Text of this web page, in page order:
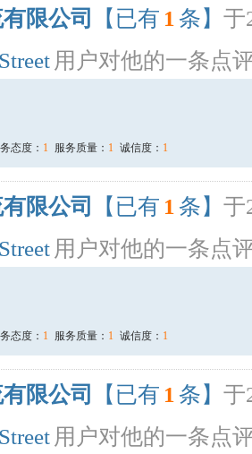
限公司 【已有 1 条】 于
用户对他的一条点
态度： 1 服务质量： 1 诚信度： 1
限公司 【已有 1 条】 于
用户对他的一条点
态度： 1 服务质量： 1 诚信度： 1
限公司 【已有 1 条】 于
用户对他的一条点